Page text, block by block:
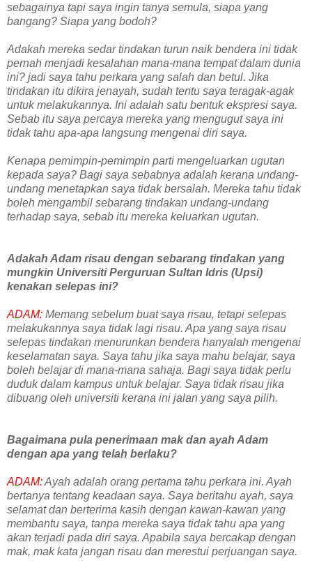
sebagainya tapi saya ingin tanya semula, siapa yang
bangang? Siapa yang bodoh?
Adakah mereka sedar tindakan turun naik bendera ini tidak
pernah menjadi kesalahan mana-mana tempat dalam dunia
ini? jadi saya tahu perkara yang salah dan betul. Jika
tindakan itu dikira jenayah, sudah tentu saya teragak-agak
untuk melakukannya. Ini adalah satu bentuk ekspresi saya.
Sebab itu saya percaya mereka yang mengugut saya ini
tidak tahu apa-apa langsung mengenai diri saya.
Kenapa pemimpin-pemimpin parti mengeluarkan ugutan
kepada saya? Bagi saya sebabnya adalah kerana undang-
undang menetapkan saya tidak bersalah. Mereka tahu tidak
boleh mengambil sebarang tindakan undang-undang
terhadap saya, sebab itu mereka keluarkan ugutan.
Adakah Adam risau dengan sebarang tindakan yang
mungkin Universiti Perguruan Sultan Idris (Upsi)
kenakan selepas ini?
ADAM: Memang sebelum buat saya risau, tetapi selepas
melakukannya saya tidak lagi risau. Apa yang saya risau
selepas tindakan menurunkan bendera hanyalah mengenai
keselamatan saya. Saya tahu jika saya mahu belajar, saya
boleh belajar di mana-mana sahaja. Bagi saya tidak perlu
duduk dalam kampus untuk belajar. Saya tidak risau jika
dibuang oleh universiti kerana ini jalan yang saya pilih.
Bagaimana pula penerimaan mak dan ayah Adam
dengan apa yang telah berlaku?
ADAM:Ayah adalah orang pertama tahu perkara ini. Ayah
bertanya tentang keadaan saya. Saya beritahu ayah, saya
selamat dan berterima kasih dengan kawan-kawan yang
membantu saya, tanpa mereka saya tidak tahu apa yang
akan terjadi pada diri saya. Apabila saya bercakap dengan
mak, mak kata jangan risau dan merestui perjuangan saya.